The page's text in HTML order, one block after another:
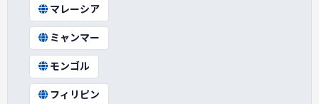
マレーシア
ミャンマー
モンゴル
フィリピン